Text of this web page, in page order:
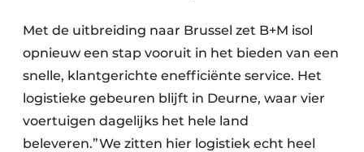
Met de uitbreiding naar Brussel zet B+M isol
opnieuw een stap vooruit in het bieden van een
snelle, klantgerichte enefficiënte service. Het
logistieke gebeuren blijft in Deurne, waar vier
voertuigen dagelijks het hele land
beleveren.”We zitten hier logistiek echt heel